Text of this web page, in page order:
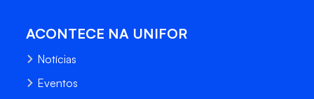
ACONTECE NA UNIFOR
Notícias
Eventos